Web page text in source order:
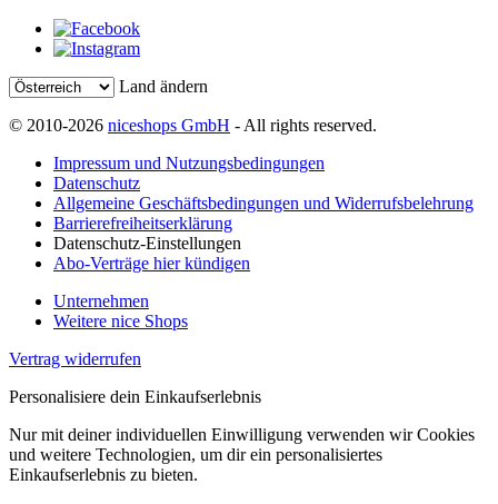
Land ändern
© 2010-2026 niceshops GmbH - All rights reserved.
Impressum und Nutzungsbedingungen
Datenschutz
Allgemeine Geschäftsbedingungen und Widerrufsbelehrung
Barrierefreiheitserklärung
Datenschutz-Einstellungen
Abo-Verträge hier kündigen
Unternehmen
Weitere nice Shops
Vertrag widerrufen
Personalisiere dein Einkaufserlebnis
Nur mit deiner individuellen Einwilligung verwenden wir Cookies
und weitere Technologien, um dir ein personalisiertes
Einkaufserlebnis zu bieten.